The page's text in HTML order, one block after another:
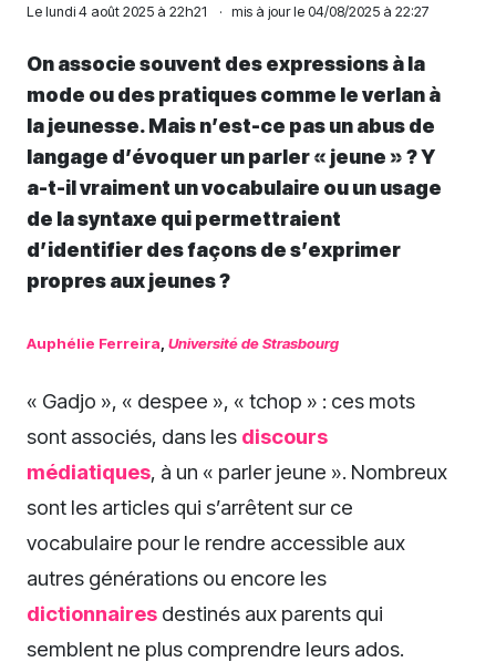
Le lundi 4 août 2025 à 22h21 · mis à jour le 04/08/2025 à 22:27
On associe souvent des expressions à la
mode ou des pratiques comme le verlan à
la jeunesse. Mais n’est-ce pas un abus de
langage d’évoquer un parler « jeune » ? Y
a-t-il vraiment un vocabulaire ou un usage
de la syntaxe qui permettraient
d’identifier des façons de s’exprimer
propres aux jeunes ?
Auphélie Ferreira Université de Strasbourg
« Gadjo », « despee », « tchop » : ces mots
sont associés, dans les discours
médiatiques, à un « parler jeune ». Nombreux
sont les articles qui s’arrêtent sur ce
vocabulaire pour le rendre accessible aux
autres générations ou encore les
dictionnaires destinés aux parents qui
semblent ne plus comprendre leurs ados.